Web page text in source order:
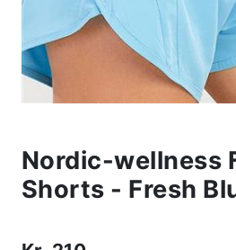
Nordic-wellness
Shorts - Fresh